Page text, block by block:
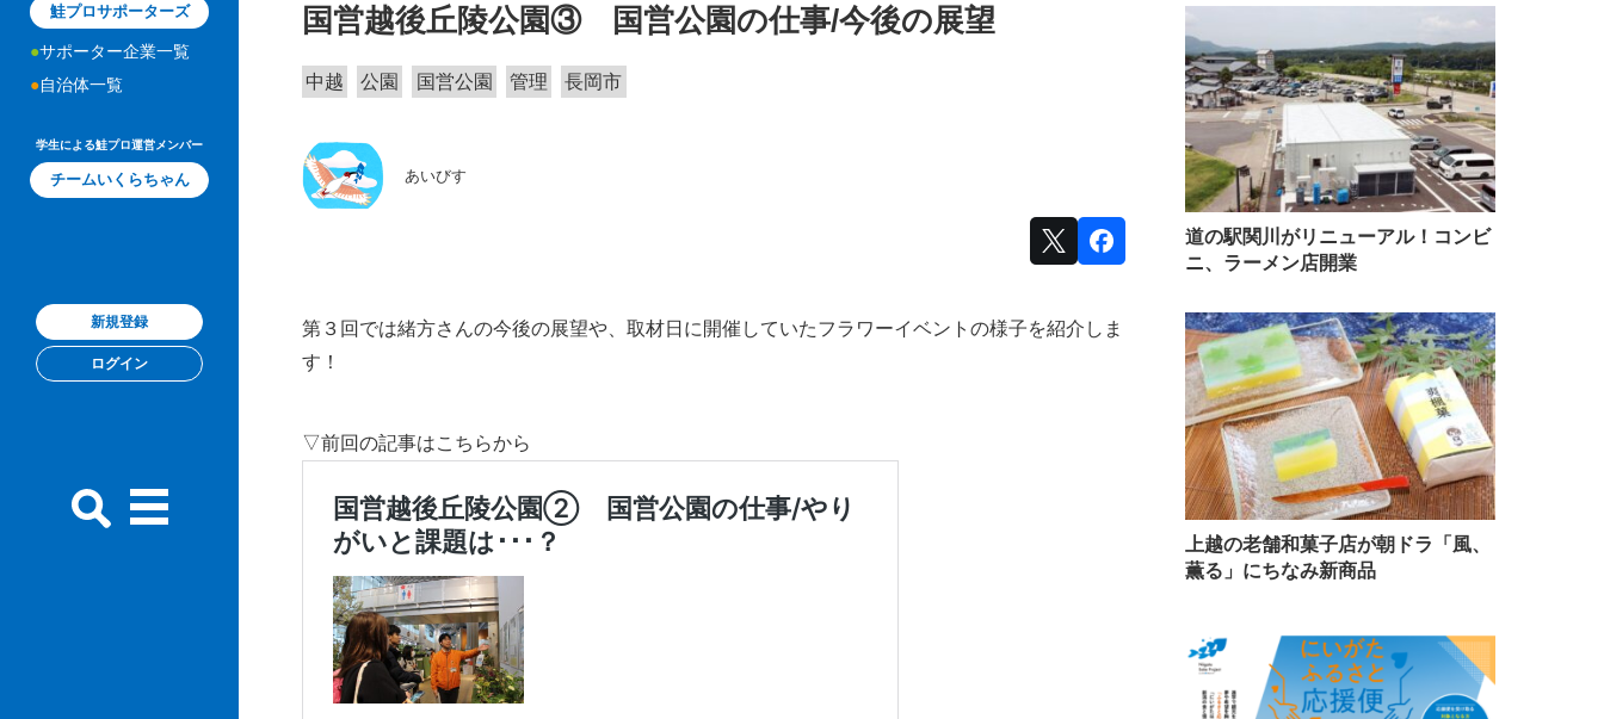
鮭プロサポーターズ
サポーター企業一覧
自治体一覧
学生による鮭プロ運営メンバー
チームいくらちゃん
新規登録
ログイン
国営越後丘陵公園③ 国営公園の仕事/今後の展望
中越 公園 国営公園 管理 長岡市
あいびす
第３回では緒方さんの今後の展望や、取材日に開催していたフラワーイベントの様子を紹介しま
す！
▽前回の記事はこちらから
道の駅関川がリニューアル！コンビ
ニ、ラーメン店開業
上越の老舗和菓子店が朝ドラ「風、
薫る」にちなみ新商品